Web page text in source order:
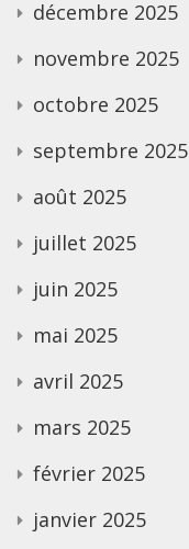
décembre 2025
novembre 2025
octobre 2025
septembre 2025
août 2025
juillet 2025
juin 2025
mai 2025
avril 2025
mars 2025
février 2025
janvier 2025